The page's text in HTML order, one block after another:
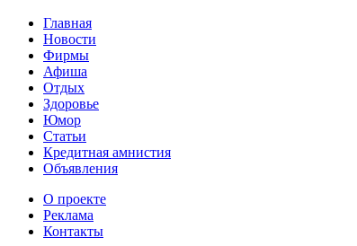
Главная
Новости
Фирмы
Афиша
Отдых
Здоровье
Юмор
Статьи
Кредитная амнистия
Объявления
О проекте
Реклама
Контакты